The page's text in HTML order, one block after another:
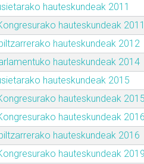
hauteskundeak 2011
hauteskundeak 2011
hauteskundeak 2012
hauteskundeak 2014
hauteskundeak 2015
hauteskundeak 2015
hauteskundeak 2016
hauteskundeak 2016
hauteskundeak 2019